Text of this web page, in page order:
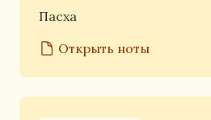
Пасха
Открыть ноты